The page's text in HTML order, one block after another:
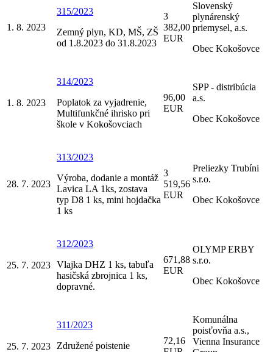
1. 8. 2023
315/2023
Zemný plyn, KD, MŠ, ZŠ
od 1.8.2023 do 31.8.2023
3
382,00
EUR
Slovenský
plynárenský
priemysel, a.s.
Obec Kokošovce
1. 8. 2023
314/2023
Poplatok za vyjadrenie,
Multifunkčné ihrisko pri
škole v Kokošovciach
96,00
EUR
SPP - distribúcia
a.s.
Obec Kokošovce
28. 7. 2023
313/2023
Výroba, dodanie a montáž
Lavica LA 1ks, zostava
typ D8 1 ks, mini hojdačka
1 ks
3
519,56
EUR
Preliezky Trubíni
s.r.o.
Obec Kokošovce
25. 7. 2023
312/2023
Vlajka DHZ 1 ks, tabuľa
hasičská zbrojnica 1 ks,
dopravné.
671,88
EUR
OLYMP ERBY
s.r.o.
Obec Kokošovce
25. 7. 2023
311/2023
Združené poistenie
72,16
Komunálna
poisťovňa a.s.,
Vienna Insurance